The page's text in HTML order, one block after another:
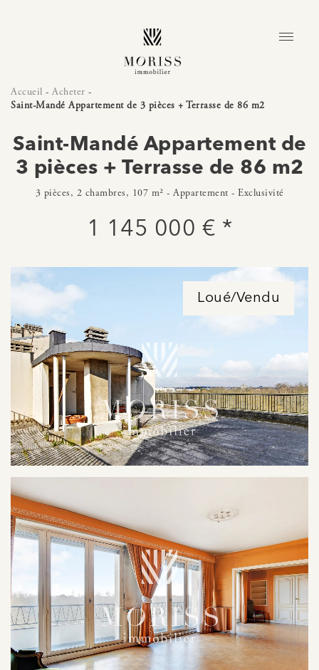
Accueil - Acheter -
Saint-Mandé Appartement de 3 pièces + Terrasse de 86 m2
Saint-Mandé Appartement de
3 pièces + Terrasse de 86 m2
3 pièces, 2 chambres, 107 m² - Appartement - Exclusivité
1 145 000 € *
Loué/Vendu